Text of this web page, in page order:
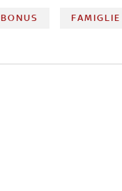
BONUS FAMIGLIE